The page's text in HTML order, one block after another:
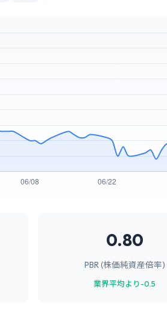
0.80
PBR (株価純資産倍率)
業界平均より-0.5